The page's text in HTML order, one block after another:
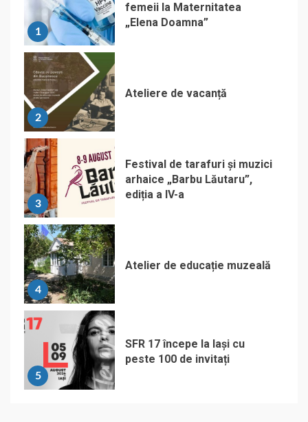
1
femeii la Maternitatea
„Elena Doamna”
2
Ateliere de vacanță
3
Festival de tarafuri și muzici
arhaice „Barbu Lăutaru”,
ediția a IV-a
4
Atelier de educație muzeală
5
SFR 17 începe la Iași cu
peste 100 de invitați